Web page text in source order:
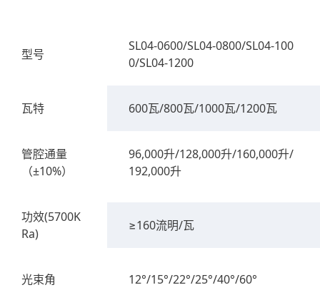
型号
SL04-0600/SL04-0800/SL04-100
0/SL04-1200
瓦特 600瓦/800瓦/1000瓦/1200瓦
管腔通量
（±10%）
96,000升/128,000升/160,000升/
192,000升
功效(5700K
Ra)
≥160流明/瓦
光束角 12°/15°/22°/25°/40°/60°